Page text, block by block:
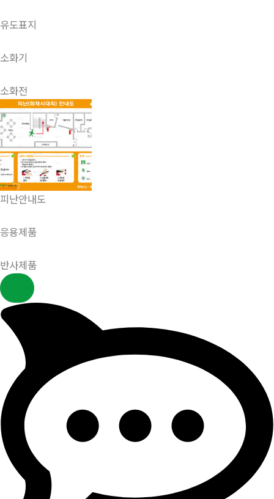
유도표지
소화기
소화전
피난안내도
응용제품
반사제품